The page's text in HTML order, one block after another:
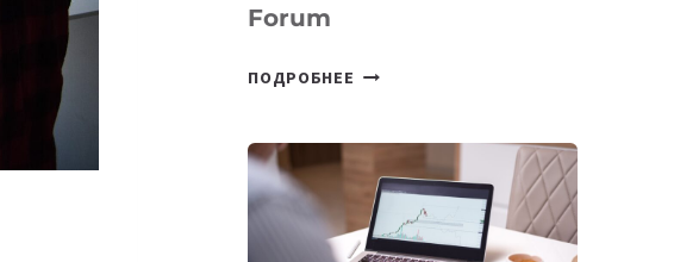
Forum
ПОДРОБНЕЕ
SILK
ROAD
FINANCE